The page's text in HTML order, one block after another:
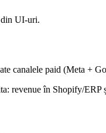
UI-uri.
canalele paid (Meta +
revenue în Shopify/ERP